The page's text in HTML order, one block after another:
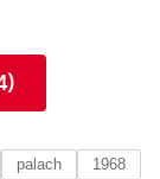
palach
1968